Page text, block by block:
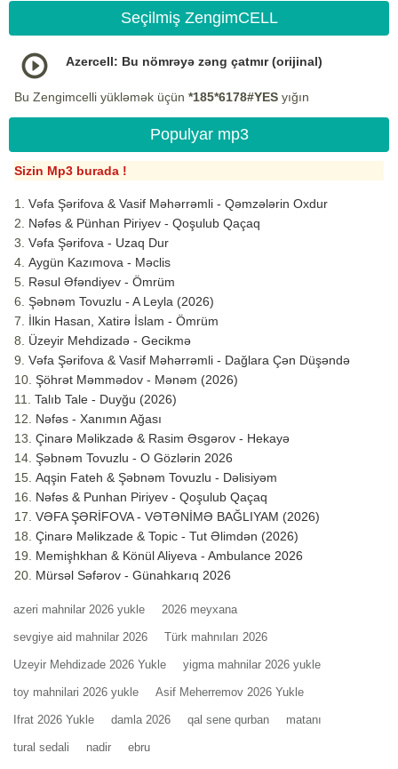
Seçilmiş ZengimCELL
Azercell: Bu nömrəyə zəng çatmır (orijinal)
Bu Zengimcelli yükləmək üçün *185*6178#YES yığın
Populyar mp3
Sizin Mp3 burada !
Vəfa Şərifova & Vasif Məhərrəmli - Qəmzələrin Oxdur
Nəfəs & Pünhan Piriyev - Qoşulub Qaçaq
Vəfa Şərifova - Uzaq Dur
Aygün Kazımova - Məclis
Rəsul Əfəndiyev - Ömrüm
Şəbnəm Tovuzlu - A Leyla (2026)
İlkin Hasan, Xatirə İslam - Ömrüm
Üzeyir Mehdizadə - Gecikmə
Vəfa Şərifova & Vasif Məhərrəmli - Dağlara Çən Düşəndə
Şöhrət Məmmədov - Mənəm (2026)
Talıb Tale - Duyğu (2026)
Nəfəs - Xanımın Ağası
Çinarə Məlikzadə & Rasim Əsgərov - Hekayə
Şəbnəm Tovuzlu - O Gözlərin 2026
Aqşin Fateh & Şəbnəm Tovuzlu - Dəlisiyəm
Nəfəs & Punhan Piriyev - Qoşulub Qaçaq
VƏFA ŞƏRİFOVA - VƏTƏNİMƏ BAĞLIYAM (2026)
Çinarə Məlikzade & Topic - Tut Əlimdən (2026)
Memişhkhan & Könül Aliyeva - Ambulance 2026
Mürsəl Səfərov - Günahkarıq 2026
azeri mahnilar 2026 yukle 2026 meyxana
sevgiye aid mahnilar 2026 Türk mahnıları 2026
Uzeyir Mehdizade 2026 Yukle yigma mahnilar 2026 yukle
toy mahnilari 2026 yukle Asif Meherremov 2026 Yukle
Ifrat 2026 Yukle damla 2026 qal sene qurban matanı
tural sedali nadir ebru